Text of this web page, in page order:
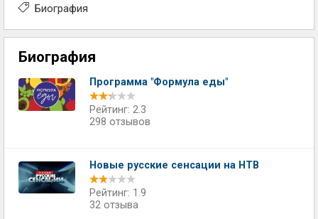
Биография
Биография
Программа "Формула еды"
Рейтинг: 2.3
298 отзывов
Новые русские сенсации на НТВ
Рейтинг: 1.9
32 отзыва